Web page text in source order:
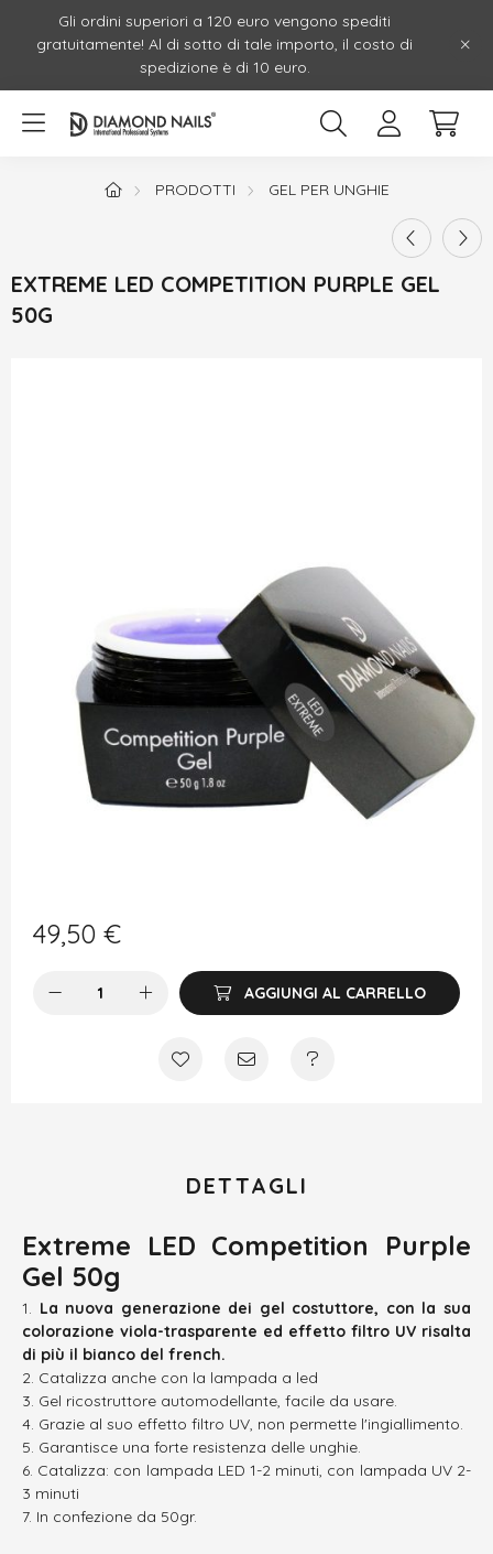
Gli ordini superiori a 120 euro vengono spediti
gratuitamente! Al di sotto di tale importo, il costo di
spedizione è di 10 euro.
PRODOTTI GEL PER UNGHIE
EXTREME LED COMPETITION PURPLE GEL
50G
49,50 €
AGGIUNGI AL CARRELLO
DETTAGLI
Extreme LED Competition Purple
Gel 50g
La nuova generazione dei gel costuttore, con la sua
colorazione viola-trasparente ed effetto filtro UV risalta
di più il bianco del french.
Catalizza anche con la lampada a led
Gel ricostruttore automodellante, facile da usare.
Grazie al suo effetto filtro UV, non permette l'ingiallimento.
Garantisce una forte resistenza delle unghie.
Catalizza: con lampada LED 1-2 minuti, con lampada UV 2-
3 minuti
In confezione da 50gr.